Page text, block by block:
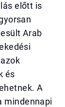
előtt is
Arab
és
A
mindennapi